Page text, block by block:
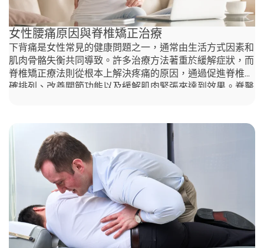
女性腰痛原因與脊椎矯正治療
下背痛是女性常見的健康問題之一，通常由生活方式因素和
肌肉骨骼失衡共同導致。許多治療方法著重於緩解症狀，而
脊椎矯正療法則從根本上解決疼痛的原因，通過促進脊椎正
確排列、改善關節功能以及緩解肌肉緊張來達到效果。脊醫
解決方案，幫助實現長期緩解和改善活動能力。 女性腰痛
原因 某些類型的女性下背痛，特別是由於肌肉骨骼錯位、
姿勢問題和肌肉失衡引起的疼痛，可以通過脊椎矯正療法得
到有效治療。以下是一些可能受益於脊椎矯正治療的原因：
以上這些常見的女性腰痛原因，可以通過脊椎矯正治療來進
行治療。 脊椎矯正治療腰痛的方法是什麼？ 總結脊椎矯正
療法提供了一種非侵入性、無藥物的治療方式，對於許多肌
肉骨骼問題尤其有效，特別是對於那些因姿勢、錯位和肌肉
功能障礙而引起腰痛的女性。如果您正受腰痛問題困擾，可
以向Agape Chiropractic Hong